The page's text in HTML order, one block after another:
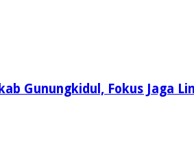
Gunungkidul, Fokus Jaga